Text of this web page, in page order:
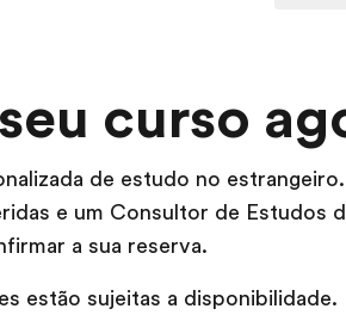
curso
de estudo no
e um Consultor de Estudos
a sua reserva.
estão sujeitas a disponibilidade.